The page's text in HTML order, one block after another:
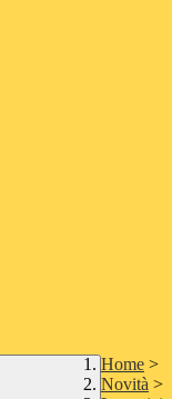
Home >
Novità >